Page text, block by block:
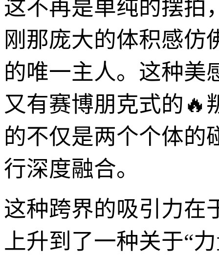
这不再是单纯的摆拍
刚那庞大的体积感仿
的唯一主人。这种
又有赛博朋克式的🔥
的不仅是两个个体的
行深度融合。
这种跨界的吸引力在
上升到了一种关于“